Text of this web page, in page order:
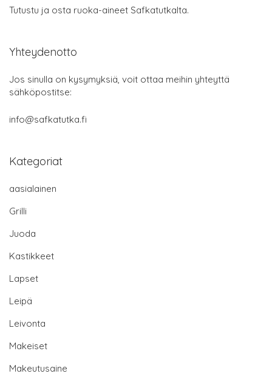
Tutustu ja osta ruoka-aineet Safkatutkalta.
Yhteydenotto
Jos sinulla on kysymyksiä, voit ottaa meihin yhteyttä
sähköpostitse:
info@safkatutka.fi
Kategoriat
aasialainen
Grilli
Juoda
Kastikkeet
Lapset
Leipä
Leivonta
Makeiset
Makeutusaine